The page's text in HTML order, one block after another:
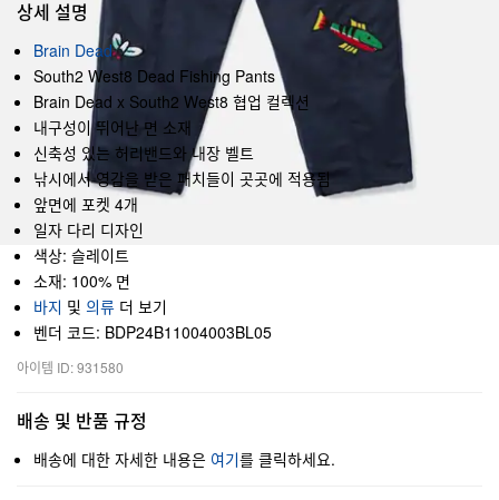
상세 설명
Brain Dead
South2 West8 Dead Fishing Pants
Brain Dead x South2 West8 협업 컬렉션
내구성이 뛰어난 면 소재
신축성 있는 허리밴드와 내장 벨트
낚시에서 영감을 받은 패치들이 곳곳에 적용됨
앞면에 포켓 4개
일자 다리 디자인
색상: 슬레이트
소재: 100% 면
바지 및 의류 더 보기
벤더 코드: BDP24B11004003BL05
아이템 ID: 931580
배송 및 반품 규정
배송에 대한 자세한 내용은 여기를 클릭하세요.